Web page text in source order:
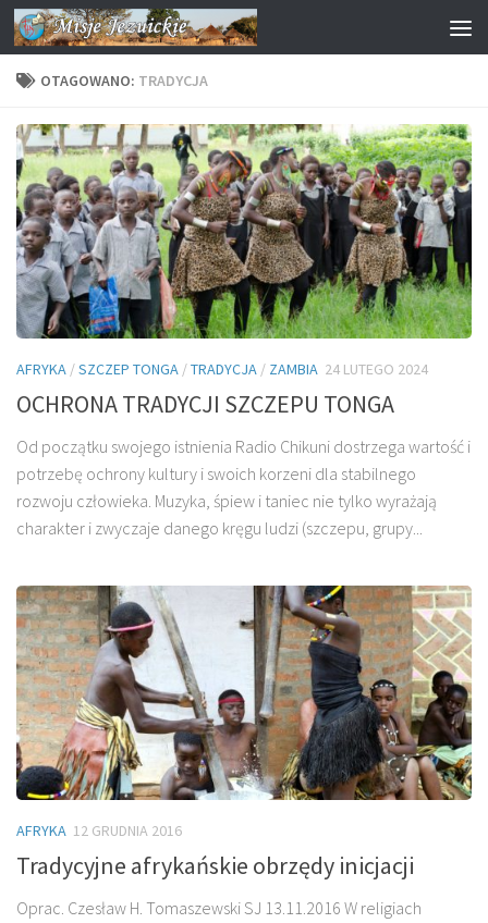
Przejdź do treści
OTAGOWANO: TRADYCJA
AFRYKA /SZCZEP TONGA /TRADYCJA / ZAMBIA 24 LUTEGO 2024
OCHRONA TRADYCJI SZCZEPU TONGA
Od początku swojego istnienia Radio Chikuni dostrzega wartość i
potrzebę ochrony kultury i swoich korzeni dla stabilnego
rozwoju człowieka. Muzyka, śpiew i taniec nie tylko wyrażają
charakter i zwyczaje danego kręgu ludzi (szczepu, grupy...
AFRYKA 12 GRUDNIA 2016
Tradycyjne afrykańskie obrzędy inicjacji
Oprac. Czesław H. Tomaszewski SJ 13.11.2016 W religiach